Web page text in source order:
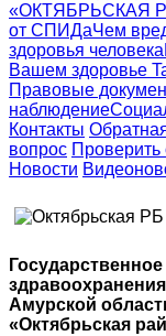
«ОКТЯБРЬСКАЯ
от СПИДаЧем
здоровья человека
Вашем здоровье
Правовые
наблюдение
Контакты
вопрос
Новости
здравоохранения
Амурской
«Октябрьская